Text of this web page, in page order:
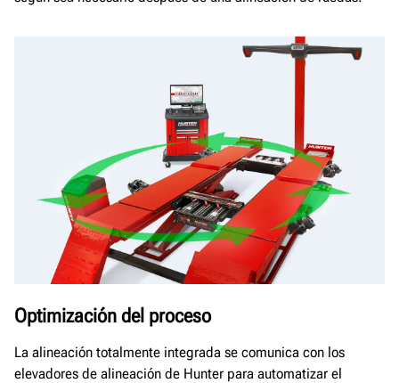
Optimización del proceso
La alineación totalmente integrada se comunica con los
elevadores de alineación de Hunter para automatizar el